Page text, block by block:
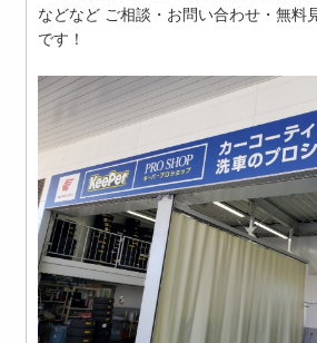
などなど ご相談・お問い合わせ・無料
です！